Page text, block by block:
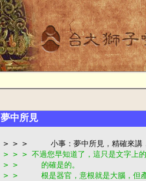
夢中所見
> > > 不過您早知道了，這只是文字上
> >     的確是的。
> >     根是器官，意根就是大腦，但